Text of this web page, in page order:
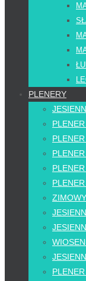
PLENERY